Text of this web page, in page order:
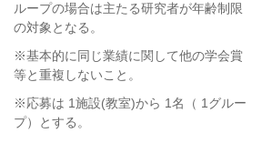
ループの場合は主たる研究者が年齢制限
の対象となる。
※基本的に同じ業績に関して他の学会賞
等と重複しないこと。
※応募は 1施設(教室)から 1名（ 1グルー
プ）とする。